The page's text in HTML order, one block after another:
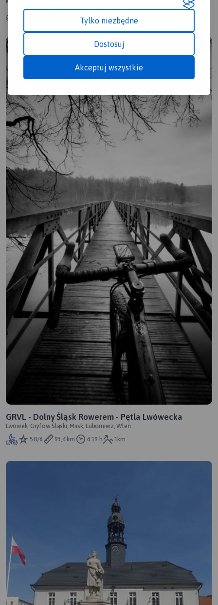
Tylko niezbędne
Dostosuj
Akceptuj wszystkie
GRVL - Dolny Śląsk Rowerem - Pętla Lwówecka
Lwówek, Gryfów Śląski, Mirsk, Lubomierz, Wleń
5.0/6
93,4 km 4:19 h 1km